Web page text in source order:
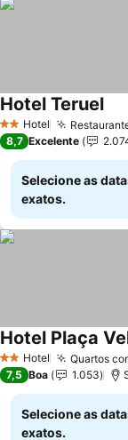
2 Estrelas
Hotel
Hotel Teruel
8,7 Excelente
Selecione as
exatos.
2 Estrelas
Hotel Quartos
Hotel Plaça
7,5 Boa 1.053
Selecione as
exatos.